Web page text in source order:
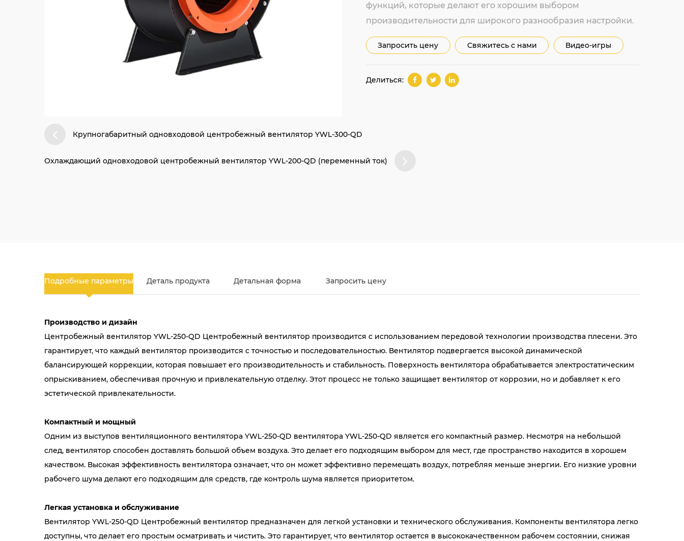
функций, которые делают его хорошим выбором
производительности для широкого разнообразия настройки.
Запросить цену Свяжитесь с нами Видео-игры
Делиться:
Крупногабаритный одновходовой центробежный вентилятор YWL-300-QD
Охлаждающий одновходовой центробежный вентилятор YWL-200-QD (переменный ток)
Подробные параметры Деталь продукта Детальная форма Запросить цену
Производство и дизайн
Центробежный вентилятор YWL-250-QD Центробежный вентилятор производится с использованием передовой технологии производства плесени. Это
гарантирует, что каждый вентилятор производится с точностью и последовательностью. Вентилятор подвергается высокой динамической
балансирующей коррекции, которая повышает его производительность и стабильность. Поверхность вентилятора обрабатывается электростатическим
опрыскиванием, обеспечивая прочную и привлекательную отделку. Этот процесс не только защищает вентилятор от коррозии, но и добавляет к его
эстетической привлекательности.
Компактный и мощный
Одним из выступов вентиляционного вентилятора YWL-250-QD вентилятора YWL-250-QD является его компактный размер. Несмотря на небольшой
след, вентилятор способен доставлять большой объем воздуха. Это делает его подходящим выбором для мест, где пространство находится в хорошем
качеством. Высокая эффективность вентилятора означает, что он может эффективно перемещать воздух, потребляя меньше энергии. Его низкие уровни
рабочего шума делают его подходящим для средств, где контроль шума является приоритетом.
Легкая установка и обслуживание
Вентилятор YWL-250-QD Центробежный вентилятор предназначен для легкой установки и технического обслуживания. Компоненты вентилятора легко
доступны, что делает его простым осматривать и чистить. Это гарантирует, что вентилятор остается в высококачественном рабочем состоянии, снижая